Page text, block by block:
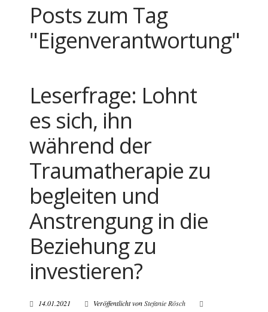
Posts zum Tag
"Eigenverantwortung"
Leserfrage: Lohnt
es sich, ihn
während der
Traumatherapie zu
begleiten und
Anstrengung in die
Beziehung zu
investieren?
14.01.2021 Veröffentlicht vonStefanie Rösch